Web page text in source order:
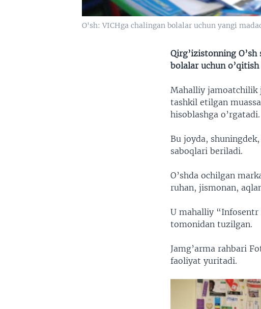
O'sh: VICHga chalingan bolalar uchun yangi
Qirg’izistonning
bolalar uchun
Mahalliy jamoatchilik
tashkil etilgan
hisoblashga o’rgatadi.
Bu joyda,
saboqlari beriladi.
O’shda ochilgan
ruhan, jismonan,
U mahalliy “Infosentr
tomonidan tuzilgan.
Jamg’arma rahbari
faoliyat yuritadi.